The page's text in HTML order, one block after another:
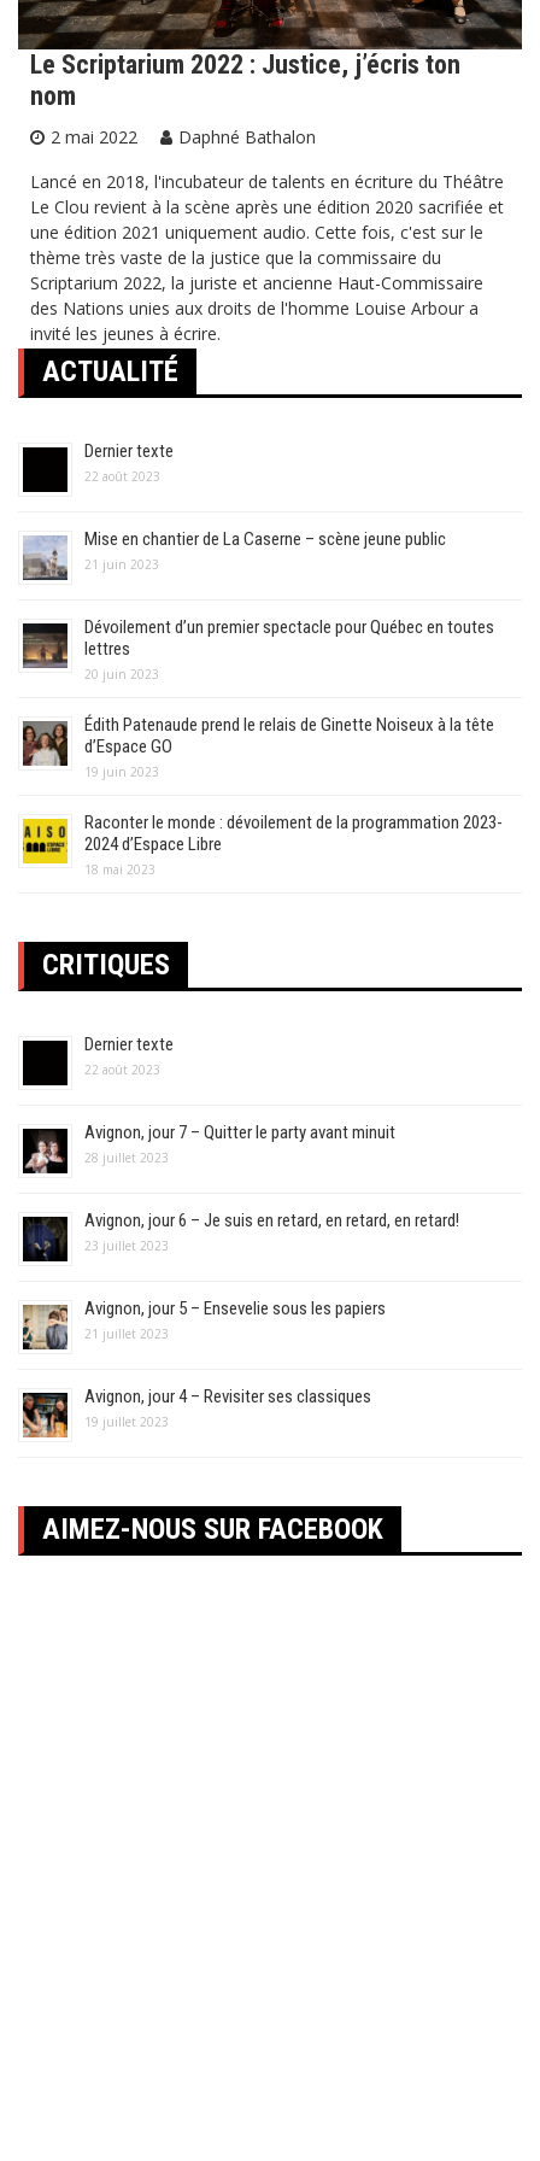
Le Scriptarium 2022 : Justice, j’écris ton
nom
2 mai 2022
Daphné Bathalon
Lancé en 2018, l'incubateur de talents en écriture du Théâtre
Le Clou revient à la scène après une édition 2020 sacrifiée et
une édition 2021 uniquement audio. Cette fois, c'est sur le
thème très vaste de la justice que la commissaire du
Scriptarium 2022, la juriste et ancienne Haut-Commissaire
des Nations unies aux droits de l'homme Louise Arbour a
invité les jeunes à écrire.
ACTUALITÉ
Dernier texte
22 août 2023
Mise en chantier de La Caserne – scène jeune public
21 juin 2023
Dévoilement d’un premier spectacle pour Québec en toutes
lettres
20 juin 2023
Édith Patenaude prend le relais de Ginette Noiseux à la tête
d’Espace GO
19 juin 2023
Raconter le monde : dévoilement de la programmation 2023-
2024 d’Espace Libre
18 mai 2023
CRITIQUES
Dernier texte
22 août 2023
Avignon, jour 7 – Quitter le party avant minuit
28 juillet 2023
Avignon, jour 6 – Je suis en retard, en retard, en retard!
23 juillet 2023
Avignon, jour 5 – Ensevelie sous les papiers
21 juillet 2023
Avignon, jour 4 – Revisiter ses classiques
19 juillet 2023
AIMEZ-NOUS SUR FACEBOOK